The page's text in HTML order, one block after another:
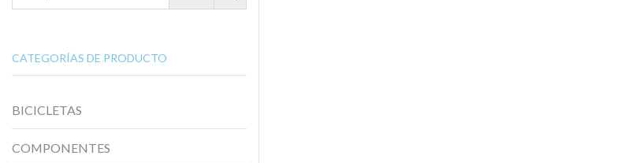
CATEGORÍAS DE PRODUCTO
BICICLETAS
COMPONENTES